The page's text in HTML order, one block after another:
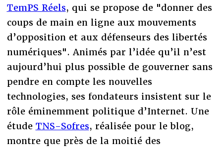
TemPS Réels, qui se propose de "donner des
coups de main en ligne aux mouvements
d’opposition et aux défenseurs des libertés
numériques". Animés par l’idée qu’il n’est
aujourd’hui plus possible de gouverner sans
pendre en compte les nouvelles
technologies, ses fondateurs insistent sur le
rôle éminemment politique d’Internet. Une
étude TNS-Sofres, réalisée pour le blog,
montre que près de la moitié des